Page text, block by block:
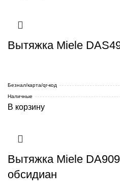
Вытяжка Miele
Безнал/карта/qr-код
Наличные
В корзину
Вытяжка Miele
обсидиан